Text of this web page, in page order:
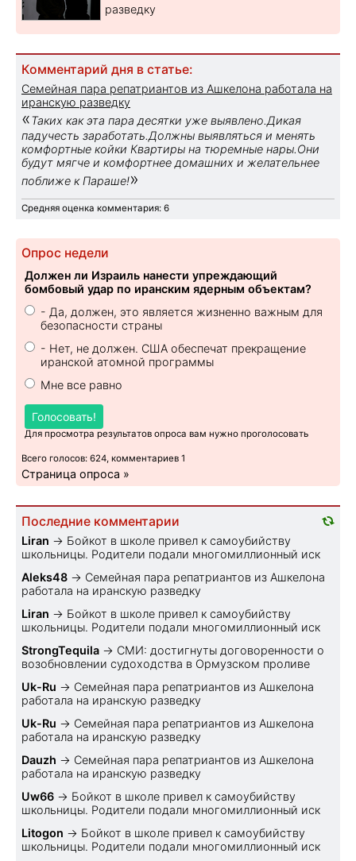
разведку
Комментарий дня в статье:
Семейная пара репатриантов из Ашкелона работала на
иранскую разведку
«Таких как эта пара десятки уже выявлено.Дикая
падучесть заработать.Должны выявляться и менять
комфортные койки Квартиры на тюремные нары.Они
будут мягче и комфортнее домашних и желательнее
поближе к Параше!»
Средняя оценка комментария: 6
Опрос недели
Должен ли Израиль нанести упреждающий
бомбовый удар по иранским ядерным объектам?
- Да, должен, это является жизненно важным для
безопасности страны
- Нет, не должен. США обеспечат прекращение
иранской атомной программы
Мне все равно
Голосовать!
Для просмотра результатов опроса вам нужно проголосовать
Всего голосов: 624, комментариев 1
Страница опроса »
Последние комментарии
Liran → Бойкот в школе привел к самоубийству
школьницы. Родители подали многомиллионный иск
Aleks48 → Семейная пара репатриантов из Ашкелона
работала на иранскую разведку
Liran → Бойкот в школе привел к самоубийству
школьницы. Родители подали многомиллионный иск
StrongTequila → СМИ: достигнуты договоренности о
возобновлении судоходства в Ормузском проливе
Uk-Ru → Семейная пара репатриантов из Ашкелона
работала на иранскую разведку
Uk-Ru → Семейная пара репатриантов из Ашкелона
работала на иранскую разведку
Dauzh → Семейная пара репатриантов из Ашкелона
работала на иранскую разведку
Uw66 → Бойкот в школе привел к самоубийству
школьницы. Родители подали многомиллионный иск
Litogon → Бойкот в школе привел к самоубийству
школьницы. Родители подали многомиллионный иск